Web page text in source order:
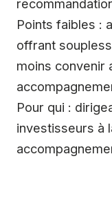
Points faibles :
offrant
moins convenir
Pour qui :
investisseurs à